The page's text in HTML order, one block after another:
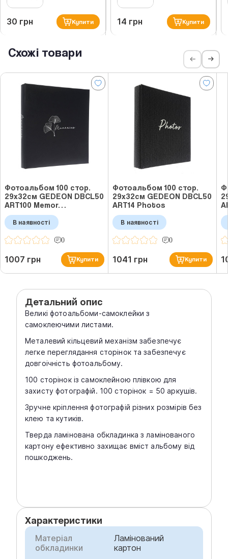
30 грн Купити 14 грн Купити
Схожі товари
Фотоальбом 100 стор.
29x32см GEDEON DBCL50
ART100 Memor…
В наявності
0
1007 грн Купити
Фотоальбом 100 стор.
29x32см GEDEON DBCL50
ART14 Photos
В наявності
0
1041 грн Купити
Детальний опис
Великі фотоальбоми-самоклейки з
самоклеючими листами.
Металевий кільцевий механізм забезпечує
легке переглядання сторінок та забезпечує
довгоічність фотоальбому.
100 сторінок із самоклейною плівкою для
захисту фотографій. 100 сторінок = 50 аркушів.
Зручне кріплення фотографій різних розмірів без
клею та кутиків.
Тверда ламінована обкладинка з ламінованого
картону ефективно захищає вміст альбому від
пошкоджень.
Характеристики
Матеріал
обкладинки
Ламінований
картон